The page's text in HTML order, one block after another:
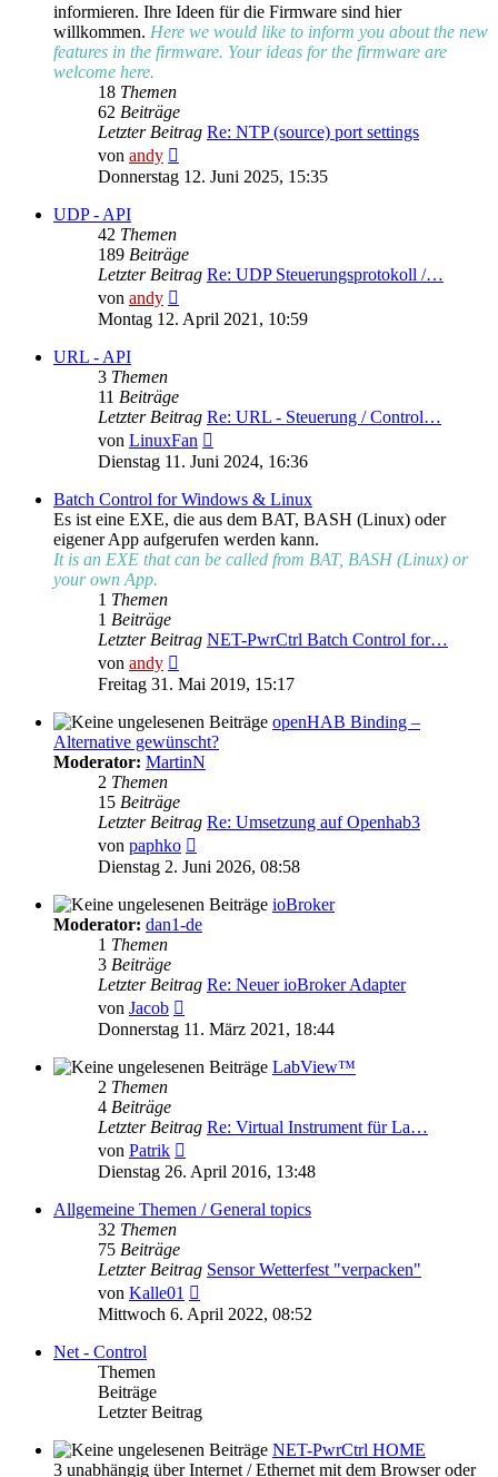
informieren. Ihre Ideen für die Firmware sind hier
willkommen. Here we would like to inform you about the new
features in the firmware. Your ideas for the firmware are
welcome here.
18 Themen
62 Beiträge
Letzter Beitrag Re: NTP (source) port settings
von andy
Beitrag
Donnerstag 12. Juni 2025, 15:35
UDP - API
42 Themen
189 Beiträge
Letzter Beitrag Re: UDP Steuerungsprotokoll /…
von andy
Beitrag
Montag 12. April 2021, 10:59
URL - API
3 Themen
11 Beiträge
Letzter Beitrag Re: URL - Steuerung / Control…
von LinuxFan
Beitrag
Dienstag 11. Juni 2024, 16:36
Batch Control for Windows & Linux
Es ist eine EXE, die aus dem BAT, BASH (Linux) oder
eigener App aufgerufen werden kann.
It is an EXE that can be called from BAT, BASH (Linux) or
your own App.
1 Themen
1 Beiträge
Letzter Beitrag NET-PwrCtrl Batch Control for…
von andy
Beitrag
Freitag 31. Mai 2019, 15:17
openHAB Binding –
Alternative gewünscht?
Moderator: MartinN
2 Themen
15 Beiträge
Letzter Beitrag Re: Umsetzung auf Openhab3
von paphko
Beitrag
Dienstag 2. Juni 2026, 08:58
ioBroker
Moderator: dan1-de
1 Themen
3 Beiträge
Letzter Beitrag Re: Neuer ioBroker Adapter
von Jacob
Beitrag
Donnerstag 11. März 2021, 18:44
LabView™
2 Themen
4 Beiträge
Letzter Beitrag Re: Virtual Instrument für La…
von Patrik
Beitrag
Dienstag 26. April 2016, 13:48
Allgemeine Themen / General topics
32 Themen
75 Beiträge
Letzter Beitrag Sensor Wetterfest "verpacken"
von Kalle01
Beitrag
Mittwoch 6. April 2022, 08:52
Net - Control
Themen
Beiträge
Letzter Beitrag
NET-PwrCtrl HOME
3 unabhängig über Internet / Ethernet mit dem Browser oder